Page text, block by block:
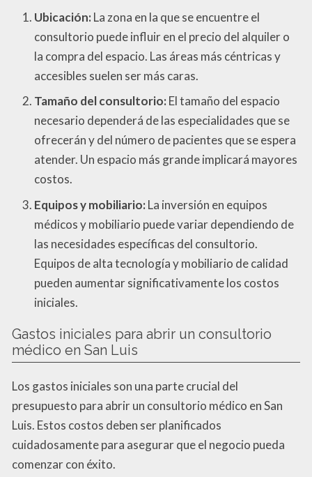
Ubicación: La zona en la que se encuentre el
consultorio puede influir en el precio del alquiler o
la compra del espacio. Las áreas más céntricas y
accesibles suelen ser más caras.
Tamaño del consultorio: El tamaño del espacio
necesario dependerá de las especialidades que se
ofrecerán y del número de pacientes que se espera
atender. Un espacio más grande implicará mayores
costos.
Equipos y mobiliario: La inversión en equipos
médicos y mobiliario puede variar dependiendo de
las necesidades específicas del consultorio.
Equipos de alta tecnología y mobiliario de calidad
pueden aumentar significativamente los costos
iniciales.
Gastos iniciales para abrir un consultorio
médico en San Luis
Los gastos iniciales son una parte crucial del
presupuesto para abrir un consultorio médico en San
Luis. Estos costos deben ser planificados
cuidadosamente para asegurar que el negocio pueda
comenzar con éxito.